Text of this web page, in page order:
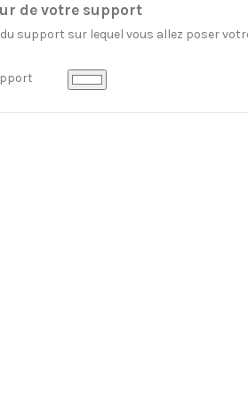
de votre support
support sur lequel vous allez poser